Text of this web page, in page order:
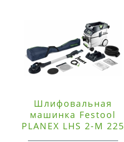
Шлифовальная
машинка Festool
PLANEX LHS 2-M 225